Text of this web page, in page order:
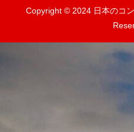
Copyright © 2024 日本のコ